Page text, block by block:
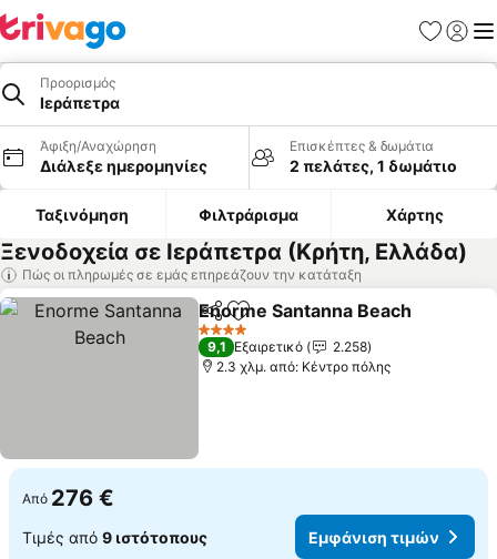
Προορισμός
Ιεράπετρα
Άφιξη/Αναχώρηση
Διάλεξε ημερομηνίες
Επισκέπτες & δωμάτια
2 πελάτες, 1 δωμάτιο
Ταξινόμηση Φιλτράρισμα Χάρτης
Ξενοδοχεία σε Ιεράπετρα (Κρήτη, Ελλάδα)
Πώς οι πληρωμές σε εμάς επηρεάζουν την κατάταξη
Κοινοποίηση
Προσθήκη στα αγαπημένα
Enorme Santanna Beach
4 Αστέρια
9,1 Εξαιρετικό
2.258
2.3 χλμ. από: Κέντρο πόλης
Από 276 €
Τιμές από 9 ιστότοπους Εμφάνιση τιμών